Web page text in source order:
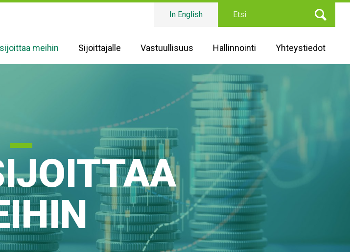
In English
meihin Sijoittajalle Vastuullisuus Hallinnointi Yhteystiedot